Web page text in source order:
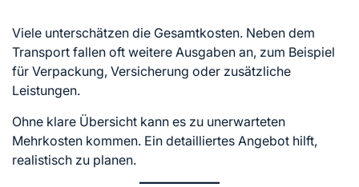
Viele unterschätzen die Gesamtkosten. Neben dem
Transport fallen oft weitere Ausgaben an, zum Beispiel
für Verpackung, Versicherung oder zusätzliche
Leistungen.
Ohne klare Übersicht kann es zu unerwarteten
Mehrkosten kommen. Ein detailliertes Angebot hilft,
realistisch zu planen.